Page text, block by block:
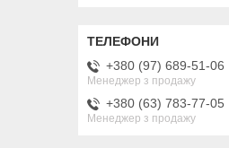
+380 (97) 689-51-06
Менеджер з продажу
+380 (63) 783-77-05
Менеджер з продажу